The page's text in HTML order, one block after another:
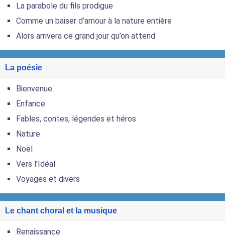
La parabole du fils prodigue
Comme un baiser d’amour à la nature entière
Alors arrivera ce grand jour qu’on attend
La poésie
Bienvenue
Enfance
Fables, contes, légendes et héros
Nature
Noël
Vers l’Idéal
Voyages et divers
Le chant choral et la musique
Renaissance